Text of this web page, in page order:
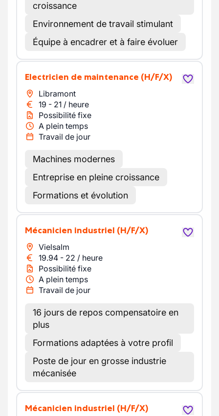
croissance
Environnement de travail stimulant
Équipe à encadrer et à faire évoluer
Electricien de maintenance (H/F/X)
Libramont
19 - 21 / heure
Possibilité fixe
A plein temps
Travail de jour
Machines modernes
Entreprise en pleine croissance
Formations et évolution
Mécanicien industriel (H/F/X)
Vielsalm
19.94 - 22 / heure
Possibilité fixe
A plein temps
Travail de jour
16 jours de repos compensatoire en
plus
Formations adaptées à votre profil
Poste de jour en grosse industrie
mécanisée
Mécanicien industriel (H/F/X)